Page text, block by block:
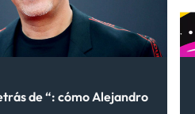
de “: cómo Alejandro